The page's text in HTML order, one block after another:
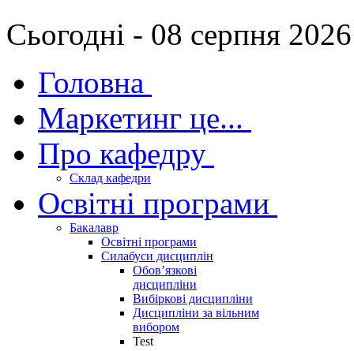
Сьогодні - 08 серпня
Головна
Маркетинг це...
Про кафедру
Склад кафедри
Освітні програми
Бакалавр
Освітні програми
Силабуси дисциплін
Обов’язкові
дисципліни
Вибіркові дисципліни
Дисципліни за вільним
вибором
Test